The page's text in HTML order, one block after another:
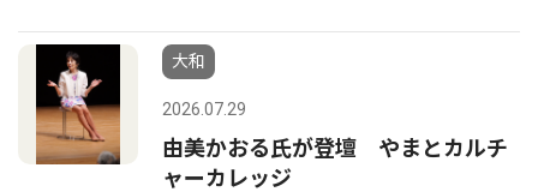
大和
2026.07.29
由美かおる氏が登壇 やまとカルチ
ャーカレッジ